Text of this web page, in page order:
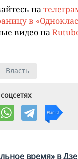
на
в
видео на
Власть
время» в